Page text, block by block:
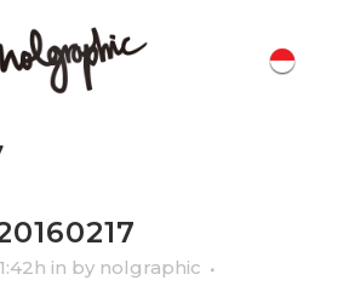
in by nolgraphic